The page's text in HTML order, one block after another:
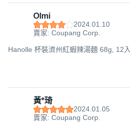
Olmi
2024.01.10
賣家: Coupang Corp.
Hanolle 杯裝濟州紅蝦辣湯麵 68g, 12入
黃*琦
2024.01.05
賣家: Coupang Corp.